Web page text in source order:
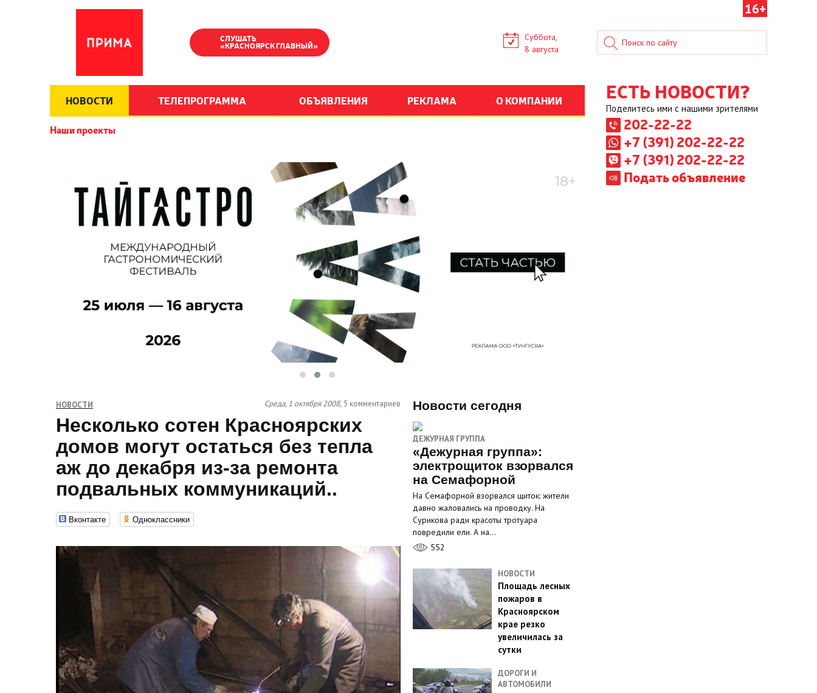
16+
СЛУШАТЬ
«КРАСНОЯРСК ГЛАВНЫЙ»
Суббота,
8 августа
НОВОСТИ ТЕЛЕПРОГРАММА ОБЪЯВЛЕНИЯ РЕКЛАМА О КОМПАНИИ
Наши проекты
ЕСТЬ НОВОСТИ?
Поделитесь ими с нашими зрителями
202-22-22
+7 (391) 202-22-22
+7 (391) 202-22-22
Подать объявление
НОВОСТИ Среда, 1 октября 2008, 5 комментариев
Несколько сотен Красноярских
домов могут остаться без тепла
аж до декабря из-за ремонта
подвальных коммуникаций..
Вконтакте Одноклассники
Новости сегодня
ДЕЖУРНАЯ ГРУППА
«Дежурная группа»:
электрощиток взорвался
на Семафорной
На Семафорной взорвался щиток: жители
давно жаловались на проводку. На
Сурикова ради красоты тротуара
повредили ели. А на…
552
НОВОСТИ
Площадь лесных
пожаров в
Красноярском
крае резко
увеличилась за
сутки
ДОРОГИ И
АВТОМОБИЛИ